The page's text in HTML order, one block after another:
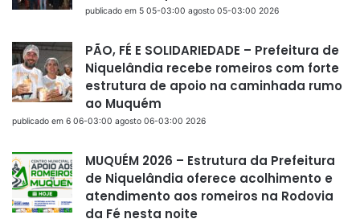
publicado em 5 05-03:00 agosto 05-03:00 2026
PÃO, FÉ E SOLIDARIEDADE – Prefeitura de
Niquelândia recebe romeiros com forte
estrutura de apoio na caminhada rumo
ao Muquém
publicado em 6 06-03:00 agosto 06-03:00 2026
MUQUÉM 2026 – Estrutura da Prefeitura
de Niquelândia oferece acolhimento e
atendimento aos romeiros na Rodovia
da Fé nesta noite